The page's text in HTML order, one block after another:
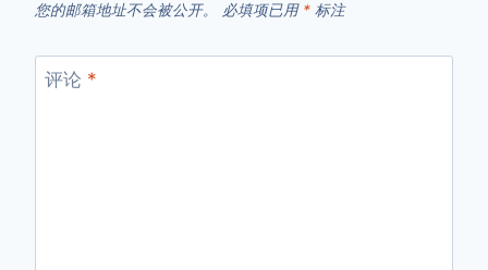
您的邮箱地址不会被公开。 必填项已用 * 标注
评论 *